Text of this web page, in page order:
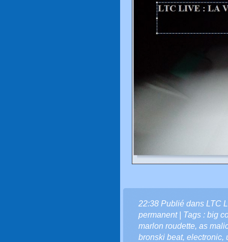
22:38 Publié dans LTC
permanent| Tags : big
marlon roudette, as
bronski beat, electronic,